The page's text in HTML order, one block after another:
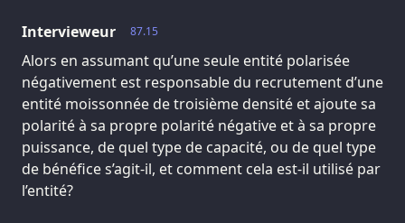
87.15
Intervieweur
Alors en assumant qu’une seule entité polarisée
négativement est responsable du recrutement d’une
entité moissonnée de troisième densité et ajoute sa
polarité à sa propre polarité négative et à sa propre
puissance, de quel type de capacité, ou de quel type
de bénéfice s’agit-il, et comment cela est-il utilisé par
l’entité?